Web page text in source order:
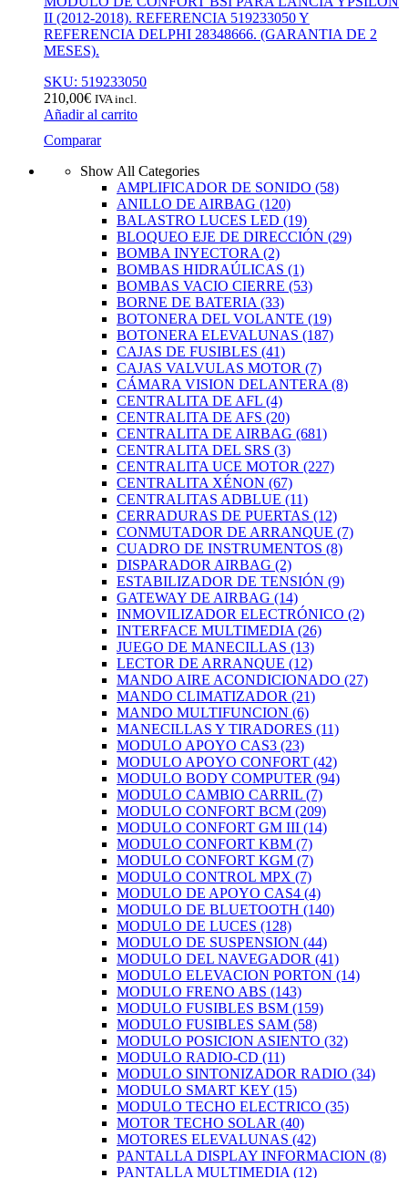
II (2012-2018). REFERENCIA 519233050 Y
REFERENCIA DELPHI 28348666. (GARANTIA DE 2
MESES).
SKU: 519233050
210,00€ IVA incl.
Añadir al carrito
Comparar
Show All Categories
AMPLIFICADOR DE SONIDO (58)
ANILLO DE AIRBAG (120)
BALASTRO LUCES LED (19)
BLOQUEO EJE DE DIRECCIÓN (29)
BOMBA INYECTORA (2)
BOMBAS HIDRAÚLICAS (1)
BOMBAS VACIO CIERRE (53)
BORNE DE BATERIA (33)
BOTONERA DEL VOLANTE (19)
BOTONERA ELEVALUNAS (187)
CAJAS DE FUSIBLES (41)
CAJAS VALVULAS MOTOR (7)
CÁMARA VISION DELANTERA (8)
CENTRALITA DE AFL (4)
CENTRALITA DE AFS (20)
CENTRALITA DE AIRBAG (681)
CENTRALITA DEL SRS (3)
CENTRALITA UCE MOTOR (227)
CENTRALITA XÉNON (67)
CENTRALITAS ADBLUE (11)
CERRADURAS DE PUERTAS (12)
CONMUTADOR DE ARRANQUE (7)
CUADRO DE INSTRUMENTOS (8)
DISPARADOR AIRBAG (2)
ESTABILIZADOR DE TENSIÓN (9)
GATEWAY DE AIRBAG (14)
INMOVILIZADOR ELECTRÓNICO (2)
INTERFACE MULTIMEDIA (26)
JUEGO DE MANECILLAS (13)
LECTOR DE ARRANQUE (12)
MANDO AIRE ACONDICIONADO (27)
MANDO CLIMATIZADOR (21)
MANDO MULTIFUNCION (6)
MANECILLAS Y TIRADORES (11)
MODULO APOYO CAS3 (23)
MODULO APOYO CONFORT (42)
MODULO BODY COMPUTER (94)
MODULO CAMBIO CARRIL (7)
MODULO CONFORT BCM (209)
MODULO CONFORT GM III (14)
MODULO CONFORT KBM (7)
MODULO CONFORT KGM (7)
MODULO CONTROL MPX (7)
MODULO DE APOYO CAS4 (4)
MODULO DE BLUETOOTH (140)
MODULO DE LUCES (128)
MODULO DE SUSPENSION (44)
MODULO DEL NAVEGADOR (41)
MODULO ELEVACION PORTON (14)
MODULO FRENO ABS (143)
MODULO FUSIBLES BSM (159)
MODULO FUSIBLES SAM (58)
MODULO POSICION ASIENTO (32)
MODULO RADIO-CD (11)
MODULO SINTONIZADOR RADIO (34)
MODULO SMART KEY (15)
MODULO TECHO ELECTRICO (35)
MOTOR TECHO SOLAR (40)
MOTORES ELEVALUNAS (42)
PANTALLA DISPLAY INFORMACION (8)
PANTALLA MULTIMEDIA (12)